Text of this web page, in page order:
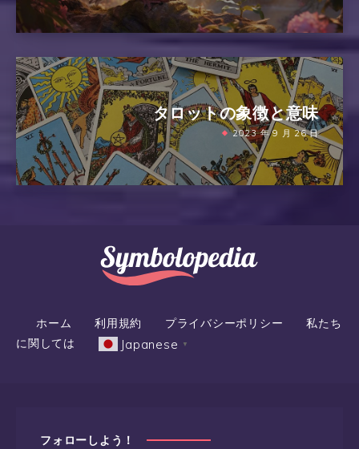
タロットの象徴と意味
2023 年 9 月 26 日
ホーム 利用規約 プライバシーポリシー
私たち
に関しては
Japanese ▼
フォローしよう！